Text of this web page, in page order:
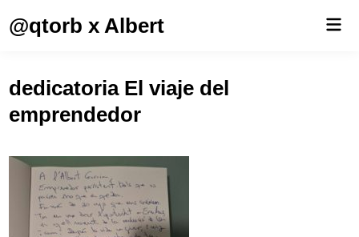
@qtorb x Albert
dedicatoria El viaje del
emprendedor